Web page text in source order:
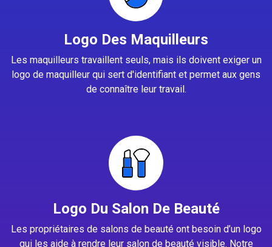
Logo Des Maquilleurs
Les maquilleurs travaillent seuls, mais ils doivent exiger un
logo de maquilleur qui sert d'identifiant et permet aux gens
de connaître leur travail.
Logo Du Salon De Beauté
Les propriétaires de salons de beauté ont besoin d’un logo
qui les aide à rendre leur salon de beauté visible. Notre